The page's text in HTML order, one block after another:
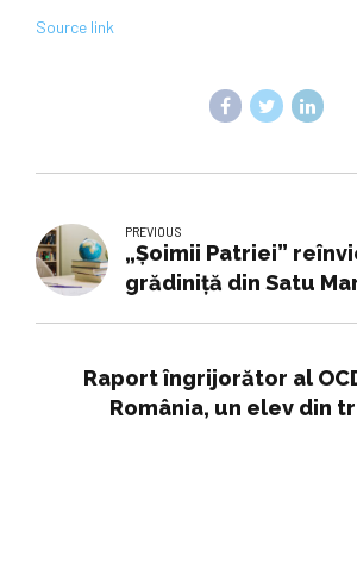
Source link
PREVIOUS
„Șoimii Patriei”
grădiniță din Satu
Raport îngrijorător al
România, un elev din